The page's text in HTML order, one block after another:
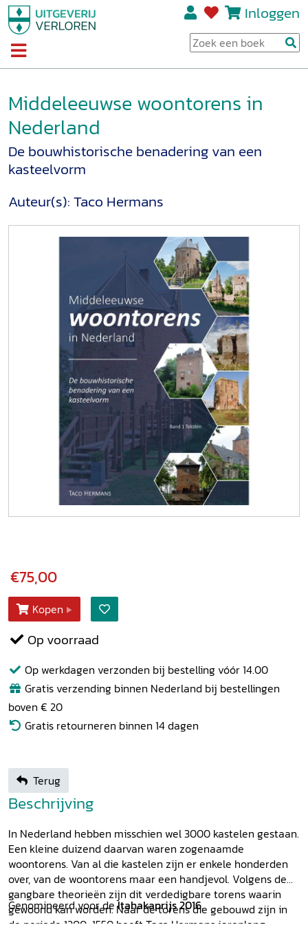
Inloggen
Middeleeuwse woontorens in
Nederland
De bouwhistorische benadering van een
kasteelvorm
Auteur(s):Taco Hermans
€75,00
Kopen
Op voorraad
Op werkdagen verzonden bij bestelling vóór 14.00
Gratis verzending binnen Nederland bij bestellingen
boven € 20
Gratis retourneren binnen 14 dagen
Terug
Beschrijving
In Nederland hebben misschien wel 3000 kastelen gestaan.
Een kleine duizend daarvan waren zogenaamde
woontorens. Van al die kastelen zijn er enkele honderden
over, van de woontorens maar een handjevol. Volgens de
gangbare theorieën zijn dit verdedigbare torens waarin
gewoond kan worden. Naar de torens die gebouwd zijn in
Genomineerd voor deItahakaprijs 2016.